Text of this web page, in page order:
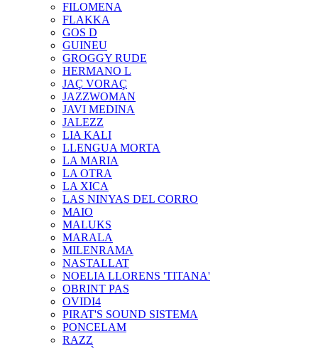
FILOMENA
FLAKKA
GOS D
GUINEU
GROGGY RUDE
HERMANO L
JAÇ VORAÇ
JAZZWOMAN
JAVI MEDINA
JALEZZ
LIA KALI
LLENGUA MORTA
LA MARIA
LA OTRA
LA XICA
LAS NINYAS DEL CORRO
MAIO
MALUKS
MARALA
MILENRAMA
NASTALLAT
NOELIA LLORENS 'TITANA'
OBRINT PAS
OVIDI4
PIRAT'S SOUND SISTEMA
PONCELAM
RAZZ